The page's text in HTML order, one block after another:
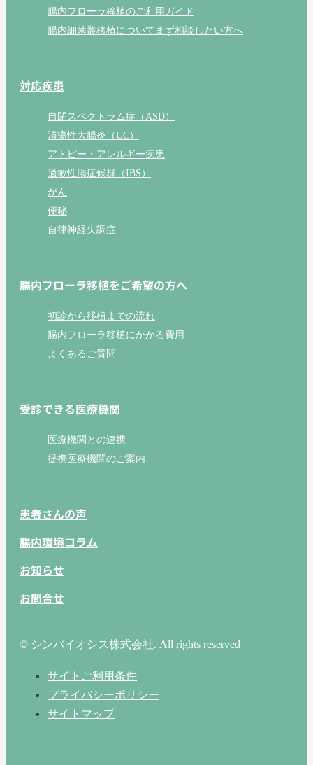
腸内フローラ移植のご利用ガイド
腸内細菌叢移植についてまず相談したい方へ
対応疾患
自閉スペクトラム症（ASD）
潰瘍性大腸炎（UC）
アトピー・アレルギー疾患
過敏性腸症候群（IBS）
がん
便秘
自律神経失調症
腸内フローラ移植をご希望の方へ
初診から移植までの流れ
腸内フローラ移植にかかる費用
よくあるご質問
受診できる医療機関
医療機関との連携
提携医療機関のご案内
患者さんの声
腸内環境コラム
お知らせ
お問合せ
© シンバイオシス株式会社. All rights reserved
サイトご利用条件
プライバシーポリシー
サイトマップ